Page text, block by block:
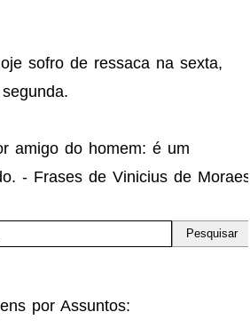
sofro de ressaca na sexta,
amigo do homem: é um
- Frases de Vinicius de Moraes
por Assuntos: